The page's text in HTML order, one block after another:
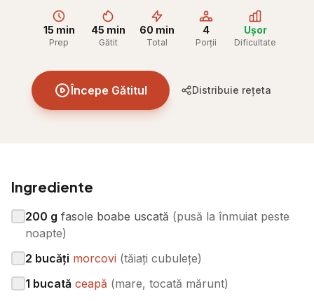
15 min
Prep
45 min
Gătit
60 min
Total
4
Porții
Ușor
Dificultate
Începe Gătitul Distribuie rețeta
Ingrediente
200 g fasole boabe uscată (pusă la înmuiat peste
noapte)
2 bucăți morcovi (tăiați cubulețe)
1 bucată ceapă (mare, tocată mărunt)